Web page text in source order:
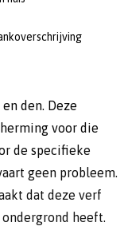
den. Deze
voor die
de specifieke
geen probleem.
dat deze verf
heeft.